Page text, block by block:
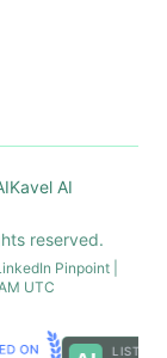
Kavel AI
reserved.
Pinpoint |
UTC